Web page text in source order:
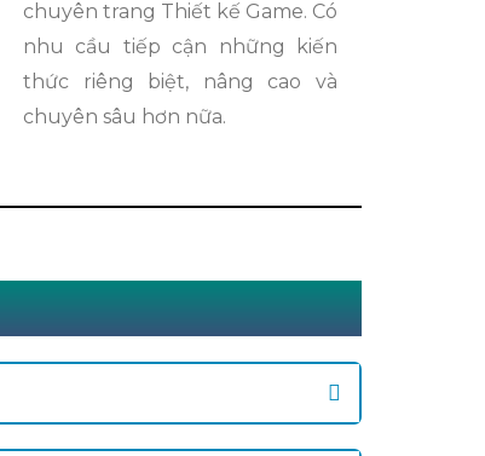
chuyên trang Thiết kế Game. Có
nhu cầu tiếp cận những kiến
thức riêng biệt, nâng cao và
chuyên sâu hơn nữa.